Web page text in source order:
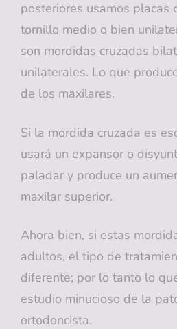
posteriores usamos placas
tornillo medio o bien
son mordidas cruzadas
unilaterales. Lo que
de los maxilares.
Si la mordida cruzada es
usará un expansor o
paladar y produce un
maxilar superior.
Ahora bien, si estas
adultos, el tipo de
diferente; por lo tanto lo
estudio minucioso de la
ortodoncista.